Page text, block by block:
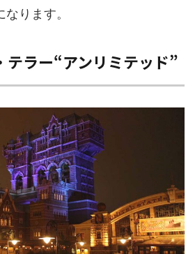
ります。
テラー“アンリミテッド”